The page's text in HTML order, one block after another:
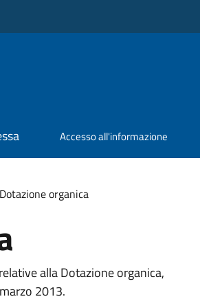
Accesso all'informazione
Dotazione organica
alla Dotazione organica,
2013.